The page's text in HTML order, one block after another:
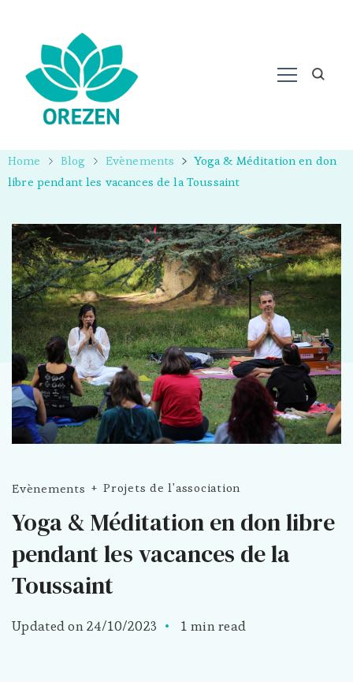
Home Blog Evènements
Yoga & Méditation en don
libre pendant les vacances de la Toussaint
Evènements Projets de l'association
Yoga & Méditation en don libre
pendant les vacances de la
Toussaint
Updated on24/10/2023 1 min read